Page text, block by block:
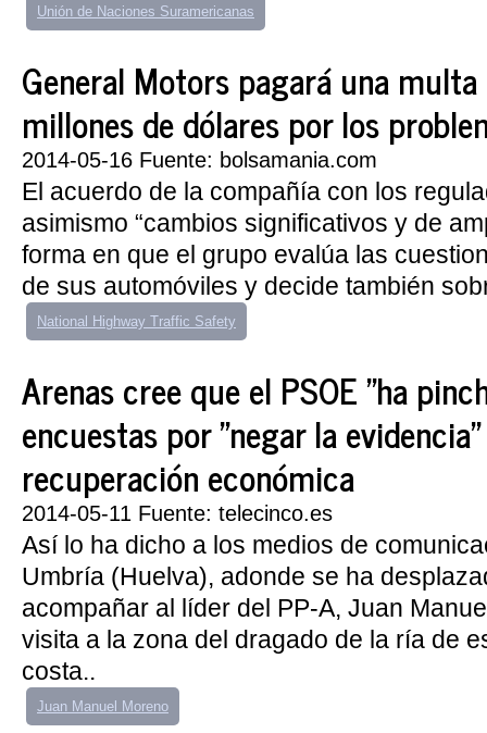
Unión de Naciones Suramericanas
General Motors pagará una
millones de dólares por los
2014-05-16 Fuente: bolsamania.com
El acuerdo de la compañía con los
asimismo “cambios significativos y de
forma en que el grupo evalúa las
de sus automóviles y decide también
National Highway Traffic Safety
Arenas cree que el PSOE "ha
encuestas por "negar la
recuperación económica
2014-05-11 Fuente: telecinco.es
Así lo ha dicho a los medios de
Umbría (Huelva), adonde se ha
acompañar al líder del PP-A, Juan
visita a la zona del dragado de la ría de
costa..
Juan Manuel Moreno